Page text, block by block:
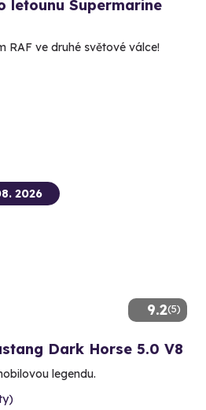
letounu Supermarine
RAF ve druhé světové válce!
9.2(5)
2026
Dark Horse 5.0 V8
legendu.